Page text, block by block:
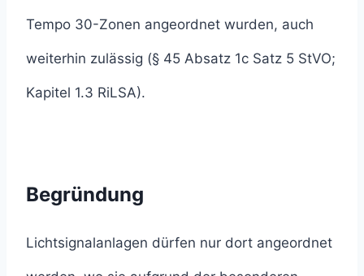
Tempo 30-Zonen angeordnet wurden, auch
weiterhin zulässig (§ 45 Absatz 1c Satz 5 StVO;
Kapitel 1.3 RiLSA).
Begründung
Lichtsignalanlagen dürfen nur dort angeordnet